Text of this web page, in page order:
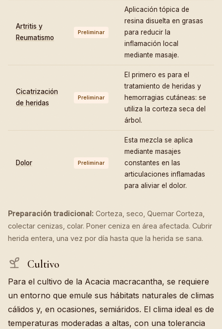
Artritis y
Reumatismo
Preliminar
Aplicación tópica de
resina disuelta en grasas
para reducir la
inflamación local
mediante masaje.
Cicatrización
de heridas
Preliminar
El primero es para el
tratamiento de heridas y
hemorragias cutáneas: se
utiliza la corteza seca del
árbol.
Dolor Preliminar
Esta mezcla se aplica
mediante masajes
constantes en las
articulaciones inflamadas
para aliviar el dolor.
Preparación tradicional: Corteza, seco, Quemar Corteza,
colectar cenizas, colar. Poner ceniza en área afectada. Cubrir
herida entera, una vez por día hasta que la herida se sana.
Cultivo
Para el cultivo de la Acacia macracantha, se requiere
un entorno que emule sus hábitats naturales de climas
cálidos y, en ocasiones, semiáridos. El clima ideal es de
temperaturas moderadas a altas, con una tolerancia